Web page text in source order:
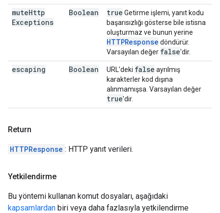
muteHttp
Exceptions
Boolean true Getirme işlemi, yanıt kodu
başarısızlığı gösterse bile istisna
oluşturmaz ve bunun yerine
HTTPResponse döndürür.
Varsayılan değer false'dir.
escaping Boolean URL'deki false ayrılmış
karakterler kod dışına
alınmamışsa. Varsayılan değer
true'dir.
Return
HTTPResponse : HTTP yanıt verileri.
Yetkilendirme
Bu yöntemi kullanan komut dosyaları, aşağıdaki
kapsamlardan biri veya daha fazlasıyla yetkilendirme